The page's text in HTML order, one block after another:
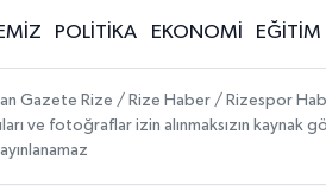
POLİTİKA EKONOMİ EĞİTİM
Gazete Rize / Rize Haber / Rizespor
ve fotoğraflar izin alınmaksızın